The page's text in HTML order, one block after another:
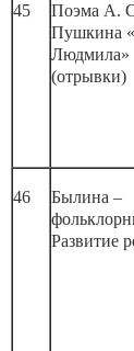
45
Поэма А.
Пушкина
Людмила»
(отрывки)
46
Былина –
Развитие